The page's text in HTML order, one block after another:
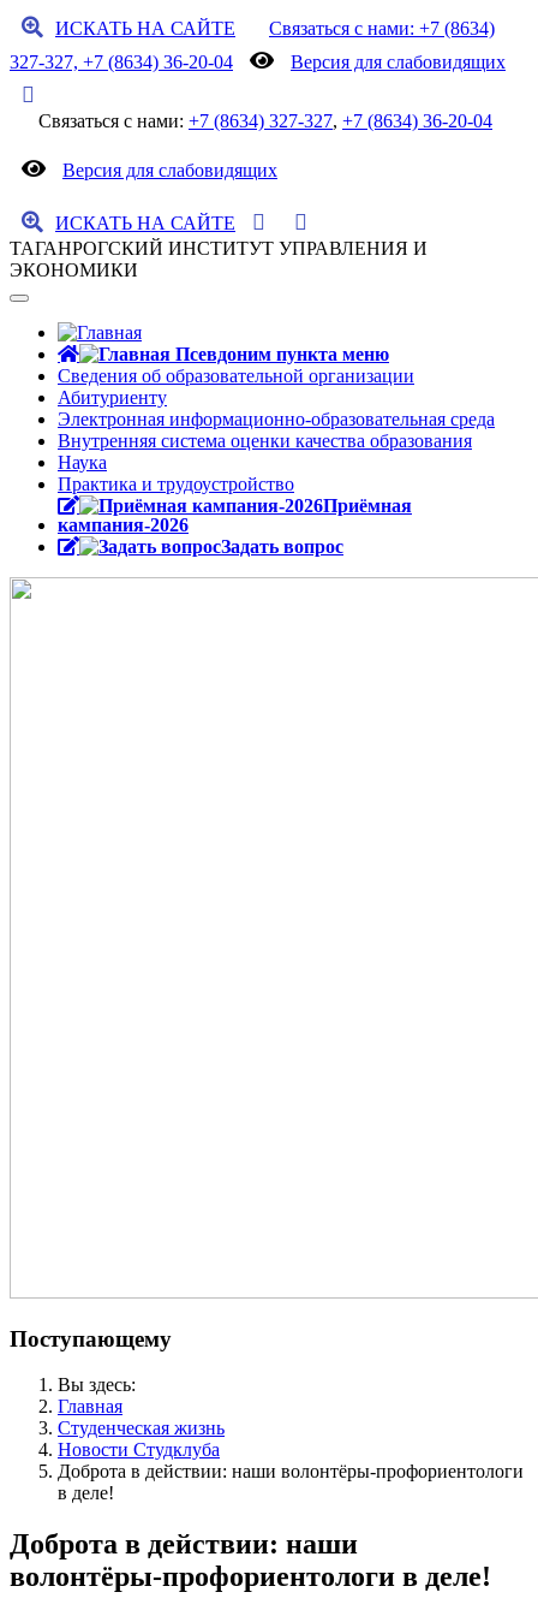
ИСКАТЬ НА САЙТЕ
Связаться с нами: +7 (8634)
327-327, +7 (8634) 36-20-04
Версия для слабовидящих
Связаться с нами: +7 (8634) 327-327, +7 (8634) 36-20-04
Версия для слабовидящих
ИСКАТЬ НА САЙТЕ
ТАГАНРОГСКИЙ ИНСТИТУТ УПРАВЛЕНИЯ И
ЭКОНОМИКИ
Сведения об образовательной организации
Абитуриенту
Электронная информационно-образовательная среда
Внутренняя система оценки качества образования
Наука
Практика и трудоустройство
Приёмная
кампания-2026
Задать вопрос
Поступающему
Вы здесь:
Главная
Студенческая жизнь
Новости Студклуба
Доброта в действии: наши волонтёры‑профориентологи
в деле!
Доброта в действии: наши
волонтёры‑профориентологи в деле!